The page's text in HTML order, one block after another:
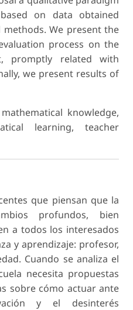
on data obtained
We present the
process on the
promptly related with
we present results of
knowledge,
learning, teacher
que piensan que la
profundos, bien
a todos los interesados
y aprendizaje: profesor,
Cuando se analiza el
necesita propuestas
sobre cómo actuar ante
y el desinterés